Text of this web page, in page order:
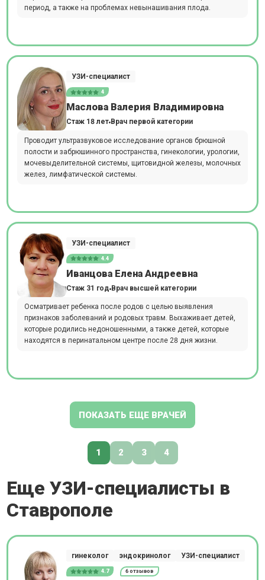
период, а также на проблемах невынашивания плода.
УЗИ-специалист
4
Маслова Валерия Владимировна
Стаж 18 лет Врач первой категории
Проводит ультразвуковое исследование органов брюшной
полости и забрюшинного пространства, гинекологии, урологии,
мочевыделительной системы, щитовидной железы, молочных
желез, лимфатической системы.
УЗИ-специалист
4.4
Иванцова Елена Андреевна
Стаж 31 год Врач высшей категории
Осматривает ребенка после родов с целью выявления
признаков заболеваний и родовых травм. Выхаживает детей,
которые родились недоношенными, а также детей, которые
находятся в перинатальном центре после 28 дня жизни.
ПОКАЗАТЬ ЕЩЕ ВРАЧЕЙ
1 2 3 4
Еще УЗИ-специалисты в
Ставрополе
гинеколог эндокринолог УЗИ-специалист
4.7 6 отзывов